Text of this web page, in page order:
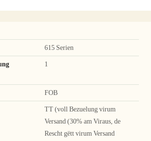
615 Serien
1
FOB
TT (voll Bezuelung virum
Versand (30% am Viraus, de
Rescht gëtt virum Versand